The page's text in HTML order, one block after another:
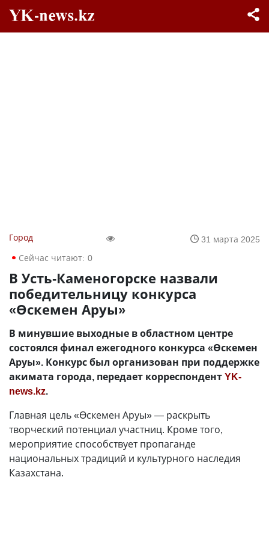
Город
31 марта 2025
Сейчас читают: 0
В Усть-Каменогорске назвали
победительницу конкурса
«Өскемен Аруы»
В минувшие выходные в областном центре
состоялся финал ежегодного конкурса «Өскемен
Аруы». Конкурс был организован при поддержке
акимата города, передает корреспондентYK-
news.kz.
Главная цель «Өскемен Аруы» — раскрыть
творческий потенциал участниц. Кроме того,
мероприятие способствует пропаганде
национальных традиций и культурного наследия
Казахстана.